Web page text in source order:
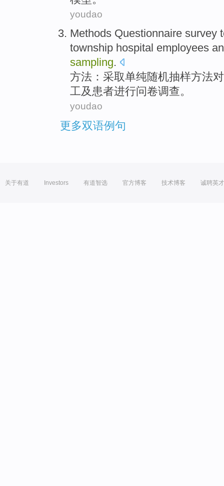
youdao
Methods Questionnaire survey
township hospital employees
sampling.
方法 ：采取单纯随机抽样方法
工及 患者进行问卷调查。
youdao
更多双语例句
关于有道 Investors 有道智选 官方博客 技术博客 诚聘英才